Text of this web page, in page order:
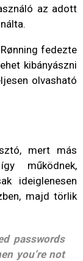
az adott
fedezte
kibányászni
olvasható
mert más
működnek,
ideiglenesen
majd törlik
passwords
you’re not